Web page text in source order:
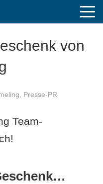
von
Presse-PR
Team-